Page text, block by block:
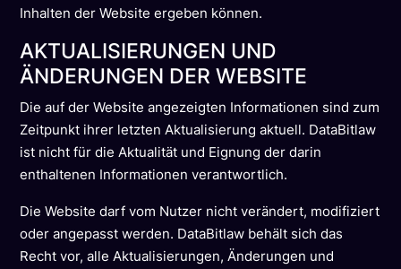
Inhalten der Website ergeben können.
AKTUALISIERUNGEN UND
ÄNDERUNGEN DER WEBSITE
Die auf der Website angezeigten Informationen sind zum
Zeitpunkt ihrer letzten Aktualisierung aktuell. DataBitlaw
ist nicht für die Aktualität und Eignung der darin
enthaltenen Informationen verantwortlich.
Die Website darf vom Nutzer nicht verändert, modifiziert
oder angepasst werden. DataBitlaw behält sich das
Recht vor, alle Aktualisierungen, Änderungen und